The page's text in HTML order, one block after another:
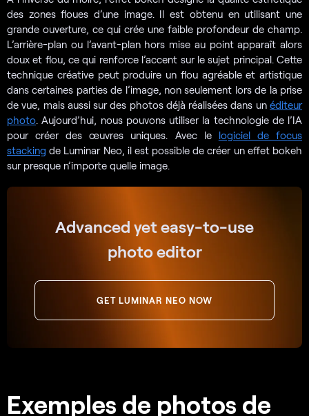
des zones floues d’une image. Il est obtenu en utilisant une
grande ouverture, ce qui crée une faible profondeur de champ.
L’arrière-plan ou l’avant-plan hors mise au point apparaît alors
doux et flou, ce qui renforce l’accent sur le sujet principal. Cette
technique créative peut produire un flou agréable et artistique
dans certaines parties de l’image, non seulement lors de la prise
de vue, mais aussi sur des photos déjà réalisées dans un éditeur
photo. Aujourd’hui, nous pouvons utiliser la technologie de l’IA
pour créer des œuvres uniques. Avec le logiciel de focus
stacking de Luminar Neo, il est possible de créer un effet bokeh
sur presque n’importe quelle image.
Advanced yet easy-to-use
photo editor
GET LUMINAR NEO NOW
Exemples de photos de